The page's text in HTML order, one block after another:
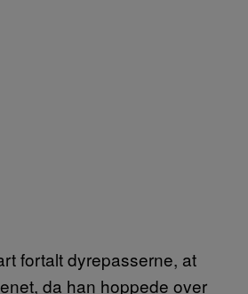
fortalt dyrepasserne, at
da han hoppede over